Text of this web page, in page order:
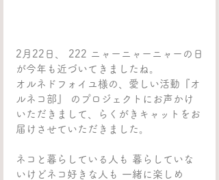
2月22日、 222 ニャーニャーニャーの日
が今年も近づいてきましたね。
オルネドフォイユ様の、愛しい活動『オ
ルネコ部』 のプロジェクトにお声かけ
いただきまして、らくがきキャットをお
届けさせていただきました。
ネコと暮らしている人も 暮らしていな
いけどネコ好きな人も 一緒に楽しめ